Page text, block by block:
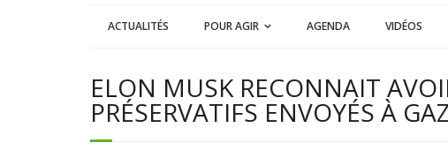
ACTUALITÉS POUR AGIR AGENDA VIDÉOS
ELON MUSK RECONNAIT
PRÉSERVATIFS ENVOYÉS À